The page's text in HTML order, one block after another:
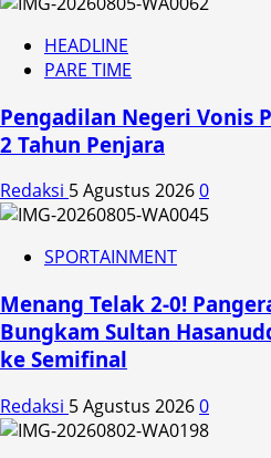
HEADLINE
PARE TIME
Pengadilan Negeri Vonis
2 Tahun Penjara
Redaksi 5 Agustus 20260
SPORTAINMENT
Menang Telak 2-0!
Bungkam Sultan
ke Semifinal
Redaksi 5 Agustus 20260